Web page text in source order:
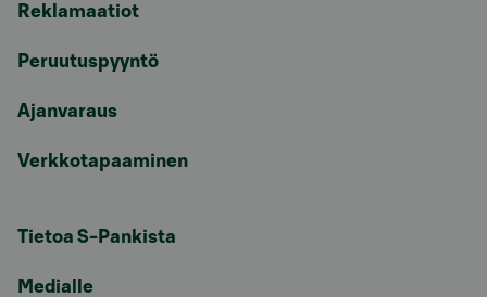
Reklamaatiot
Peruutuspyyntö
Ajanvaraus
Verkkotapaaminen
Tietoa S-Pankista
Medialle